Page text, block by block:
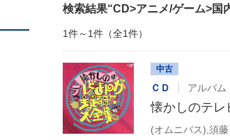
検索結果 CD>アニメ/ゲーム>国
1件～1件（全1件）
中古
ＣＤ アルバム
懐かしのテレ